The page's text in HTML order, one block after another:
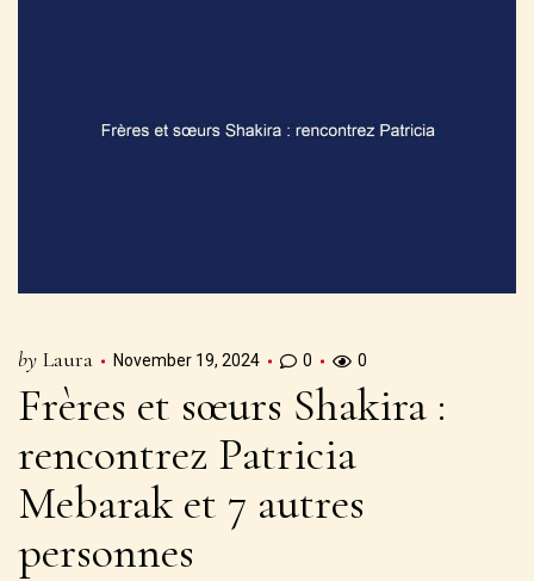
by Laura November 19, 2024 0 0
Frères et sœurs Shakira :
rencontrez Patricia
Mebarak et 7 autres
personnes